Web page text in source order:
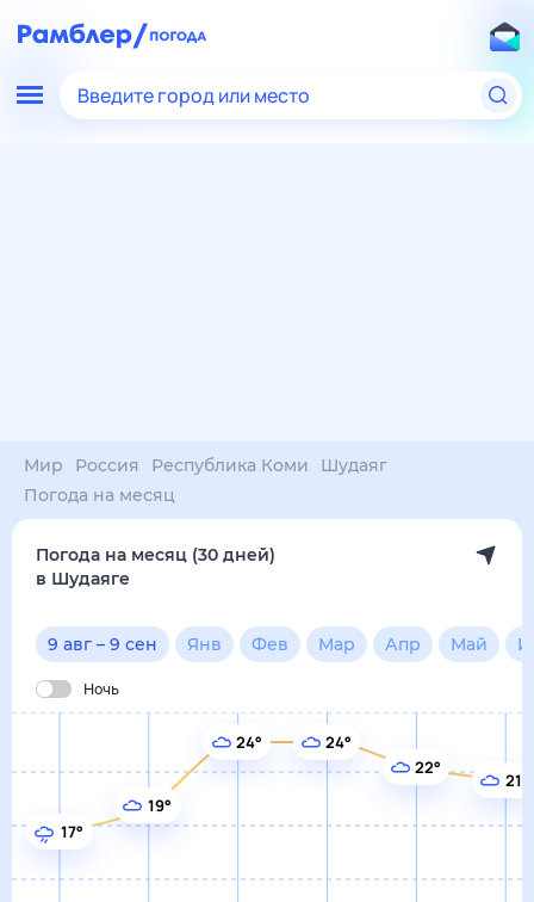
Введите город или место
Мир Россия Республика Коми
Шудаяг
Погода на месяц
Погода на месяц (30 дней)
в Шудаяге
9 авг – 9 сен Янв Фев Мар Апр Май
Ночь
17°
19°
24°
24°
22°
21°